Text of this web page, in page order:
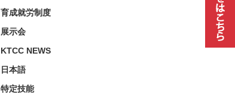
育成就労制度
展示会
KTCC NEWS
日本語
特定技能